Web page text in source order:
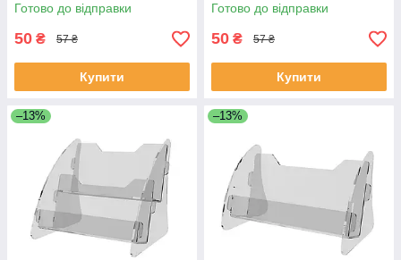
Готово до відправки
50 ₴ 57 ₴
Купити
Готово до відправки
50 ₴ 57 ₴
Купити
–13% –13%